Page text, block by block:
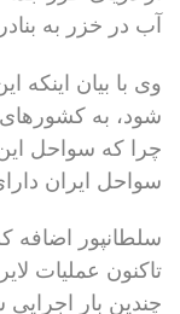
آب در خزر به
وی با بیان اینکه
شود، به
چرا که سواحل
سواحل ایران
سلطانپور اضافه
تاکنون عملیات
چندین بار